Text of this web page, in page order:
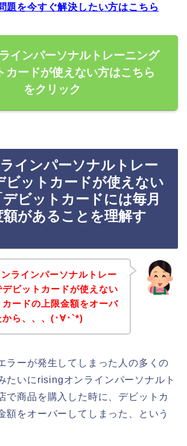
題を今すぐ解決したい方はこちら
インパーソナルトレーニング
カードが使えない方はこちら
をクリック
インパーソナルトレー
ビットカードが使えない
ビットカードには毎月
額があることを理解す
ラインパーソナルトレー
ビットカードが使えない
ードの上限金額をオーバ
から、、、(･∀･`*)
ラーが発生してしまった人の多くの
たいにrisingオンラインパーソナルト
で商品を購入した時に、デビットカ
額をオーバーしてしまった、という